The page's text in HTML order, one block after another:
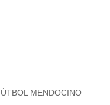
MENDOCINO